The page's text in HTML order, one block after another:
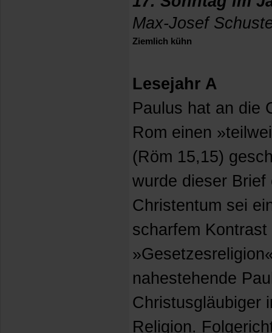
Max-Josef
Ziemlich kühn
Lesejahr A
Paulus hat an die
Rom einen
(Röm 15,15)
wurde dieser
Christentum sei
scharfem
nahestehende
Christusgläubiger
Religion.